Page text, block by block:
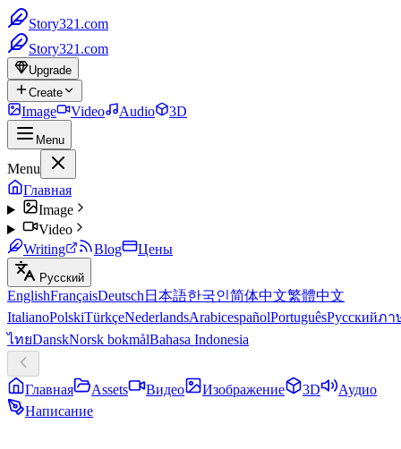
Story321.com
Story321.com
Upgrade
Create
Image Video Audio 3D
Menu
Menu
Главная
Image
Video
Writing
Blog Цены
Русский
EnglishFrançaisDeutsch 日本語한국인简体中文繁體中文
ItalianoPolskiTürkçeNederlandsArabicespañolPortuguêsРусскийภา
ไทยDanskNorsk bokmålBahasa Indonesia
Главная Assets Видео Изображение 3D
Аудио
Написание